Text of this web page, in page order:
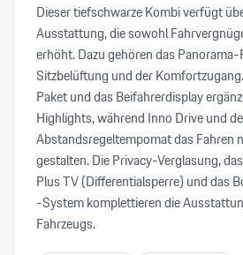
Dieser tiefschwarze Kombi verfügt
Ausstattung, die sowohl
erhöht. Dazu gehören das
Sitzbelüftung und der
Paket und das Beifahrerdisplay
Highlights, während Inno Drive und
Abstandsregeltempomat das Fahren
gestalten. Die Privacy-Verglasung,
Plus TV (Differentialsperre) und das
-System komplettieren die
Fahrzeugs.